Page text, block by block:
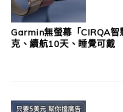
Garmin無螢幕「CIRQA
克、續航10天、睡覺可戴